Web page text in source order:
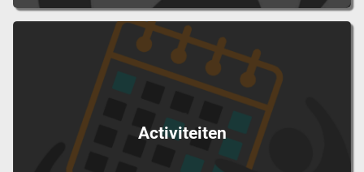
Activiteiten